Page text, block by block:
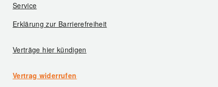
Service
Erklärung zur Barrierefreiheit
Verträge hier kündigen
Vertrag widerrufen